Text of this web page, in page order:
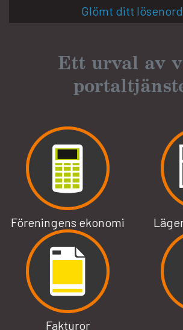
Glömt ditt
Ett urval av
Föreningens ekonomi
Fakturor